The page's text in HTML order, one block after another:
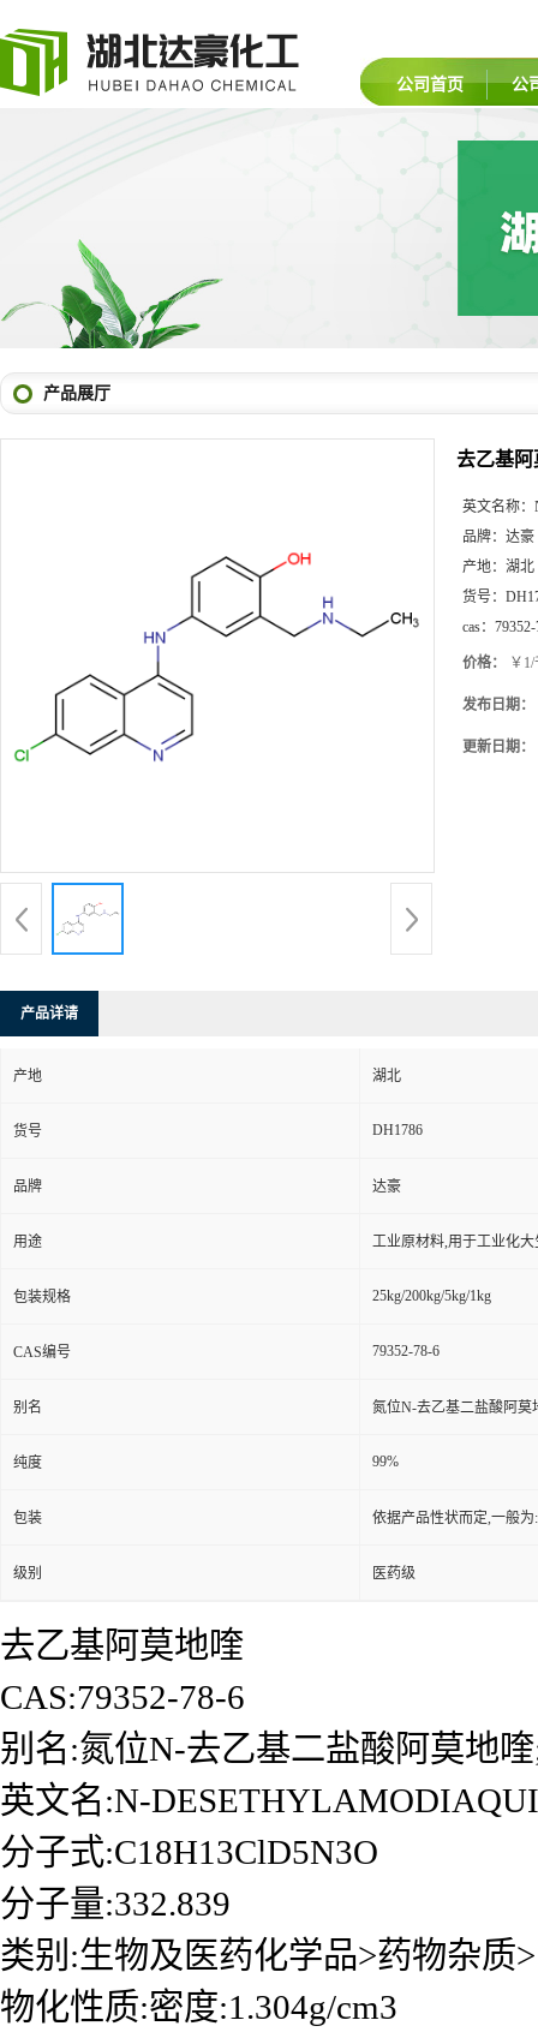
公司首页 公
产品展厅
去乙基阿
英文名称：
品牌： 达豪
产地： 湖北
货号：
cas：
价格： ￥
发布日期：
更新日期：
产品详请
产地 湖北
货号 DH1786
品牌 达豪
用途 工业原材料,用于工业化大
包装规格 25kg/200kg/5kg/1kg
CAS编号 79352-78-6
别名 氮位N-去乙基二盐酸阿莫
纯度 99%
包装 依据产品性状而定,一般
级别 医药级
去乙基阿莫地喹
CAS:79352-78-6
别名:氮位N-去乙基二盐酸阿莫地
英文名:N-
分子式:C18H13ClD5N3O
分子量:332.839
类别:生物及医药化学品>药物杂质>
物化性质:密度:1.304g/cm3